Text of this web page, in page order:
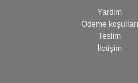
Yardım
Ödeme koşulları
Teslim
İletişim